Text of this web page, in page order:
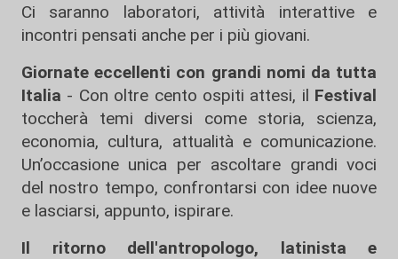
Ci saranno laboratori, attività interattive e
incontri pensati anche per i più giovani.
Giornate eccellenti con grandi nomi da tutta
Italia - Con oltre cento ospiti attesi, il Festival
toccherà temi diversi come storia, scienza,
economia, cultura, attualità e comunicazione.
Un’occasione unica per ascoltare grandi voci
del nostro tempo, confrontarsi con idee nuove
e lasciarsi, appunto, ispirare.
Il ritorno dell'antropologo, latinista e